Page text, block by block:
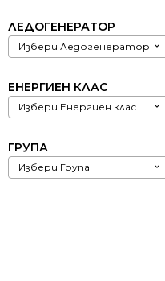
ЛЕДОГЕНЕРАТОР
Избери Ледогенератор
ЕНЕРГИЕН КЛАС
Избери Енергиен клас
ГРУПА
Избери Група